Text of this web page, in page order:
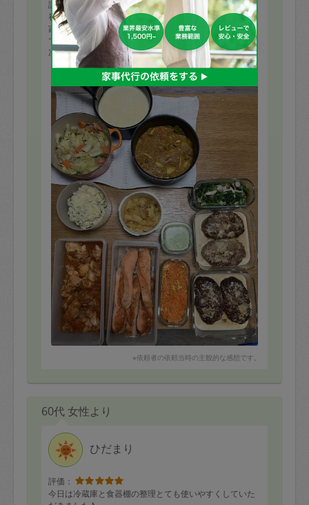
評価：
初めての依頼でした。とても美味しく作っていただき、
家族にも好評でした。他のおかずもいただくのが楽しみ
です。
次回もお願いすることにします。
もっと見る
※依頼者の依頼当時の主観的な感想です。
60代 女性より
ひだまり
評価：
今日は冷蔵庫と食器棚の整理とても使いやすくしていた